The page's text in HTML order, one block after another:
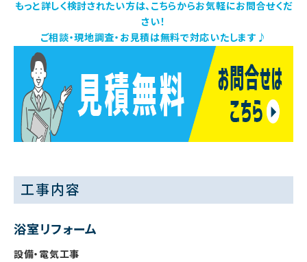
もっと詳しく検討されたい方は、こちらからお気軽にお問合せくだ
さい！
ご相談・現地調査・お見積は無料で対応いたします♪
工事内容
浴室リフォーム
設備・電気工事